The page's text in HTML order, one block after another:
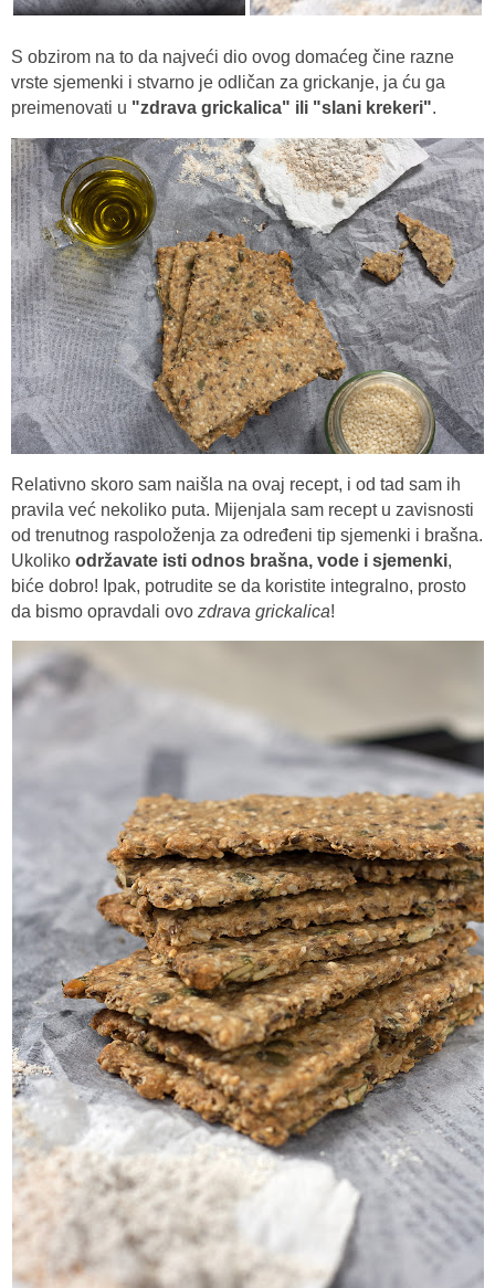
S obzirom na to da najveći dio ovog domaćeg čine razne
vrste sjemenki i stvarno je odličan za grickanje, ja ću ga
preimenovati u "zdrava grickalica" ili "slani krekeri".
Relativno skoro sam naišla na ovaj recept, i od tad sam ih
pravila već nekoliko puta. Mijenjala sam recept u zavisnosti
od trenutnog raspoloženja za određeni tip sjemenki i brašna.
Ukoliko održavate isti odnos brašna, vode i sjemenki,
biće dobro! Ipak, potrudite se da koristite integralno, prosto
da bismo opravdali ovo zdrava grickalica!